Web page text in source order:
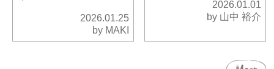
2026.01.25
by MAKI
2026.01.01
by 山中 裕介